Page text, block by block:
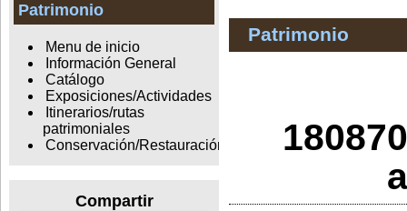
Patrimonio
Menu de inicio
Información General
Catálogo
Exposiciones/Actividades
Itinerarios/rutas
patrimoniales
Conservación/Restauración
Compartir
Patrimonio